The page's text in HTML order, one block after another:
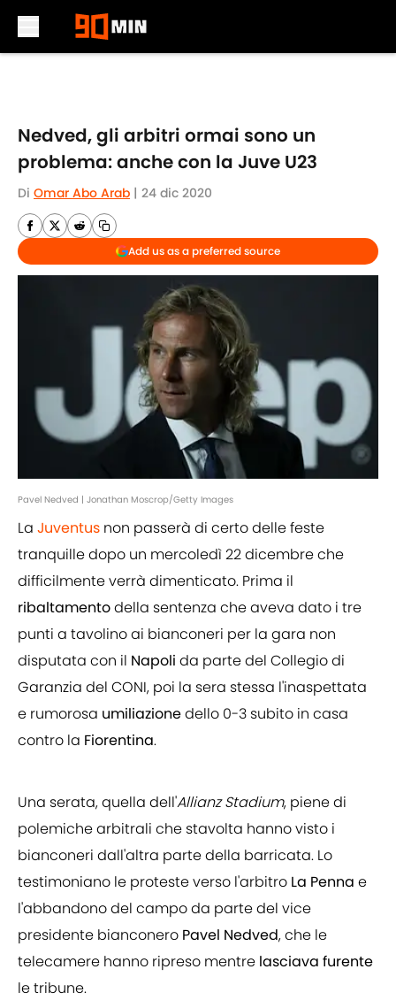
Nedved, gli arbitri ormai sono un
problema: anche con la Juve U23
Di Omar Abo Arab | 24 dic 2020
Add us as a preferred source
Pavel Nedved | Jonathan Moscrop/Getty Images
La Juventus non passerà di certo delle feste
tranquille dopo un mercoledì 22 dicembre che
difficilmente verrà dimenticato. Prima il
ribaltamentodella sentenza che aveva dato i tre
punti a tavolino ai bianconeri per la gara non
disputata con il Napoli da parte del Collegio di
Garanzia del CONI, poi la sera stessa l'inaspettata
e rumorosa umiliazionedello 0-3 subito in casa
contro la Fiorentina.
Una serata, quella dell'Allianz Stadium, piene di
polemiche arbitrali che stavolta hanno visto i
bianconeri dall'altra parte della barricata. Lo
testimoniano le proteste verso l'arbitro La Penna e
l'abbandono del campo da parte del vice
presidente bianconero Pavel Nedved, che le
telecamere hanno ripreso mentre lasciava furente
le tribune.